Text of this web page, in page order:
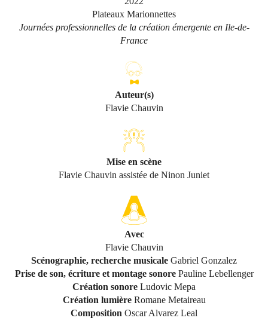
Plateaux Marionnettes
Journées professionnelles de la création émergente en Ile-de-
France
Auteur(s)
Flavie Chauvin
Mise en scène
Flavie Chauvin assistée de Ninon Juniet
Avec
Flavie Chauvin
Scénographie, recherche musicale Gabriel Gonzalez
Prise de son, écriture et montage sonore Pauline Lebellenger
Création sonore Ludovic Mepa
Création lumière Romane Metaireau
Composition Oscar Alvarez Leal